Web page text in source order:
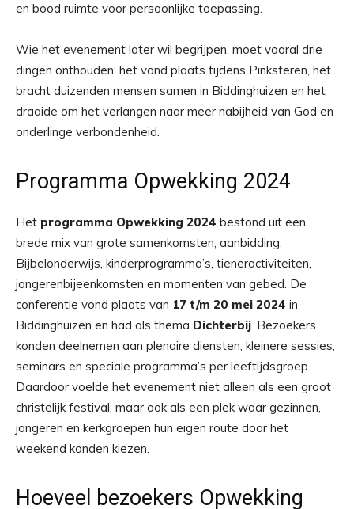
en bood ruimte voor persoonlijke toepassing.
Wie het evenement later wil begrijpen, moet vooral drie
dingen onthouden: het vond plaats tijdens Pinksteren, het
bracht duizenden mensen samen in Biddinghuizen en het
draaide om het verlangen naar meer nabijheid van God en
onderlinge verbondenheid.
Programma Opwekking 2024
Het programma Opwekking 2024 bestond uit een
brede mix van grote samenkomsten, aanbidding,
Bijbelonderwijs, kinderprogramma’s, tieneractiviteiten,
jongerenbijeenkomsten en momenten van gebed. De
conferentie vond plaats van 17 t/m 20 mei 2024 in
Biddinghuizen en had als thema Dichterbij. Bezoekers
konden deelnemen aan plenaire diensten, kleinere sessies,
seminars en speciale programma’s per leeftijdsgroep.
Daardoor voelde het evenement niet alleen als een groot
christelijk festival, maar ook als een plek waar gezinnen,
jongeren en kerkgroepen hun eigen route door het
weekend konden kiezen.
Hoeveel bezoekers Opwekking